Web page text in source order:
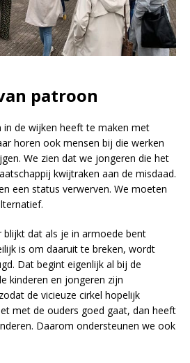
patroon
in de wijken heeft te maken met
horen ook mensen bij die werken
We zien dat we jongeren die het
kwijtraken aan de misdaad.
een status verwerven. We moeten
blijkt dat als je in armoede bent
is om daaruit te breken, wordt
Dat begint eigenlijk al bij de
kinderen en jongeren zijn
de vicieuze cirkel hopelijk
met de ouders goed gaat, dan heeft
Daarom ondersteunen we ook